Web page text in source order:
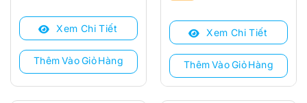
là:
1.000.000 ₫.
tại
680.000 ₫.
Xem Chi Tiết
Thêm Vào Giỏ Hàng
là:
1.200.000 ₫.
tại
700.000 ₫.
Xem Chi Tiết
Thêm Vào Giỏ Hàng